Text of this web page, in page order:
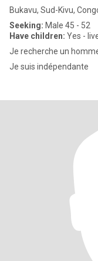
Bukavu, Sud-Kivu,
Seeking: Male 45 - 52
Have children: Yes -
Je recherche un
Je suis indépendante